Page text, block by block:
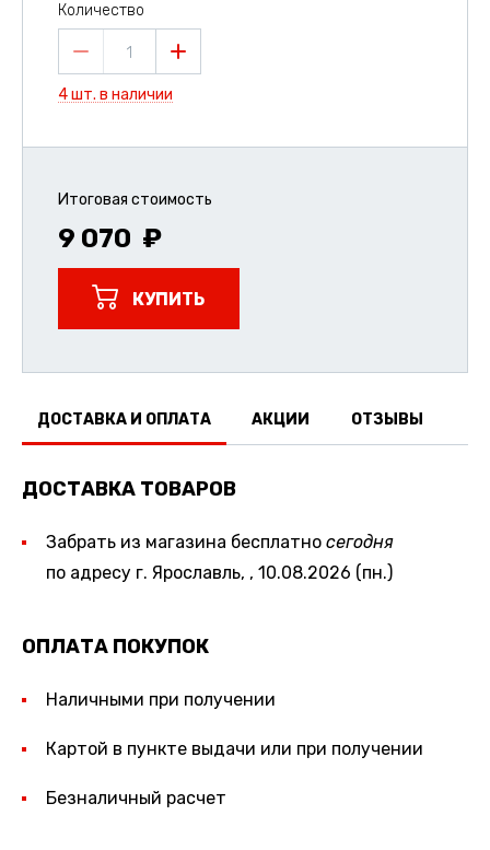
Количество
1
4 шт. в наличии
Итоговая стоимость
9 070
КУПИТЬ
ДОСТАВКА И ОПЛАТА АКЦИИ ОТЗЫВЫ
ДОСТАВКА ТОВАРОВ
Забрать из магазина бесплатно сегодня
по адресу г. Ярославль, , 10.08.2026 (пн.)
ОПЛАТА ПОКУПОК
Наличными при получении
Картой в пункте выдачи или при получении
Безналичный расчет